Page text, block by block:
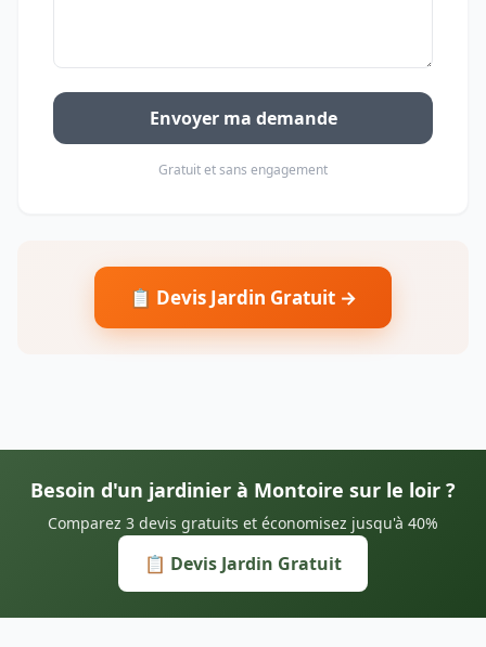
Envoyer ma demande
Gratuit et sans engagement
📋 Devis Jardin Gratuit →
Besoin d'un jardinier à Montoire sur le loir ?
Comparez 3 devis gratuits et économisez jusqu'à 40%
📋 Devis Jardin Gratuit